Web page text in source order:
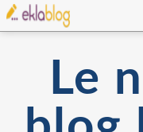
Le